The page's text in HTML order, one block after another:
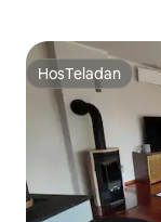
HosTeladan
HosTeladan